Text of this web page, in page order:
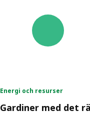
Energi och resurser
Gardiner med det